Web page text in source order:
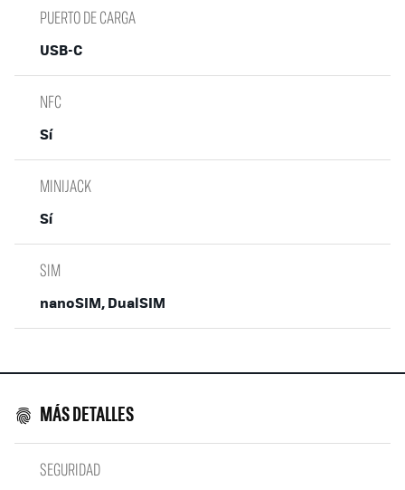
PUERTO DE CARGA
USB-C
NFC
Sí
MINIJACK
Sí
SIM
nanoSIM, DualSIM
MÁS DETALLES
SEGURIDAD